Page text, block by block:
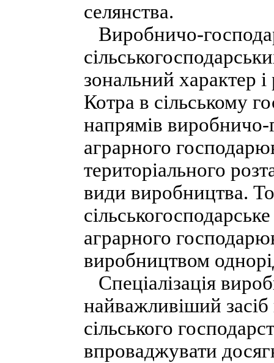
селянства.
Виробничо-
зональний характер і
Котра в сільському
напрямів виробничо-
аграрного
територіального
види виробництва.
аграрного
виробництвом
Спеціалізація
найважливіший
сільського
впроваджувати